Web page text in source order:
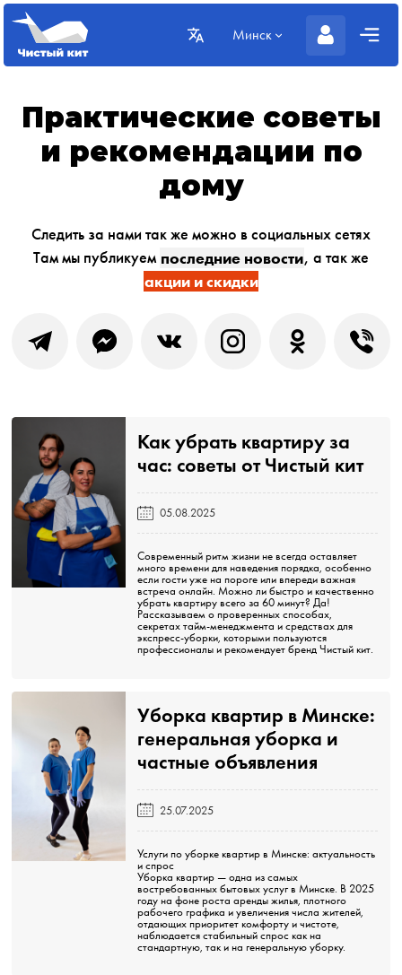
Минск
Практические советы
и рекомендации по
дому
Следить за нами так же можно в социальных сетях
Там мы публикуем последние новости, а так же
акции и скидки
Как убрать квартиру за
час: советы от Чистый кит️
05.08.2025
Современный ритм жизни не всегда оставляет
много времени для наведения порядка, особенно
если гости уже на пороге или впереди важная
встреча онлайн. Можно ли быстро и качественно
убрать квартиру всего за 60 минут? Да!
Рассказываем о проверенных способах,
секретах тайм-менеджмента и средствах для
экспресс-уборки, которыми пользуются
профессионалы и рекомендует брендЧистый кит.
Уборка квартир в Минске:
генеральная уборка и
частные объявления️
25.07.2025
Услуги по уборке квартир в Минске: актуальность
и спрос
Уборка квартир — одна из самых
востребованных бытовых услуг в Минске. В 2025
году на фоне роста аренды жилья, плотного
рабочего графика и увеличения числа жителей,
отдающих приоритет комфорту и чистоте,
наблюдается стабильный спрос как на
стандартную, так и на генеральную уборку.